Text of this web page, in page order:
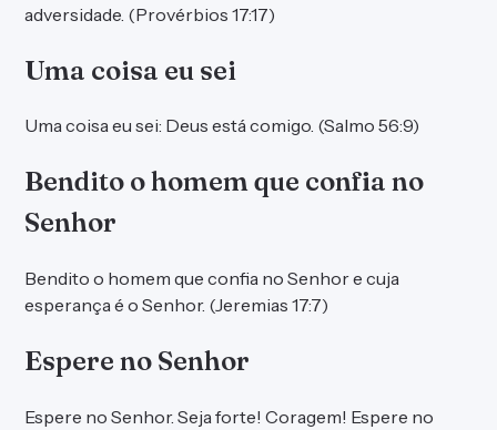
adversidade. (Provérbios 17:17)
Uma coisa eu sei
Uma coisa eu sei: Deus está comigo. (Salmo 56:9)
Bendito o homem que confia no
Senhor
Bendito o homem que confia no Senhor e cuja
esperança é o Senhor. (Jeremias 17:7)
Espere no Senhor
Espere no Senhor. Seja forte! Coragem! Espere no